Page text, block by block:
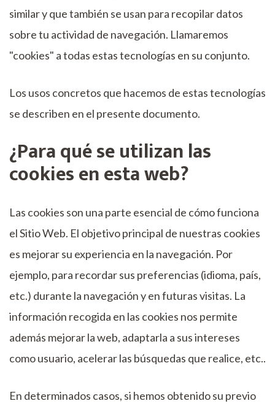
similar y que también se usan para recopilar datos
sobre tu actividad de navegación. Llamaremos
"cookies" a todas estas tecnologías en su conjunto.
Los usos concretos que hacemos de estas tecnologías
se describen en el presente documento.
¿Para qué se utilizan las
cookies en esta web?
Las cookies son una parte esencial de cómo funciona
el Sitio Web. El objetivo principal de nuestras cookies
es mejorar su experiencia en la navegación. Por
ejemplo, para recordar sus preferencias (idioma, país,
etc.) durante la navegación y en futuras visitas. La
información recogida en las cookies nos permite
además mejorar la web, adaptarla a sus intereses
como usuario, acelerar las búsquedas que realice, etc..
En determinados casos, si hemos obtenido su previo